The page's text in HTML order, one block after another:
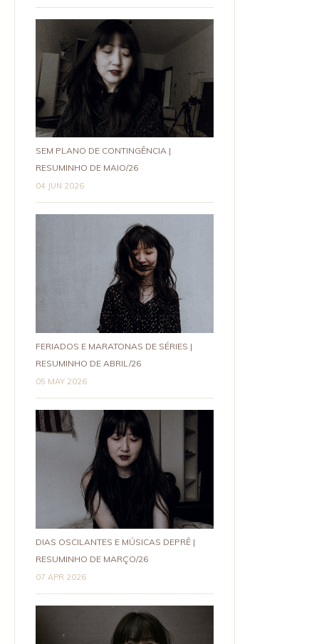
SEM PLANO DE CONTINGÊNCIA |
RESUMINHO DE MAIO/26
04 JUN 2026
FERIADOS E MARATONAS DE SÉRIES |
RESUMINHO DE ABRIL/26
05 MAY 2026
DIAS OSCILANTES E MÚSICAS DEPRÊ |
RESUMINHO DE MARÇO/26
07 APR 2026